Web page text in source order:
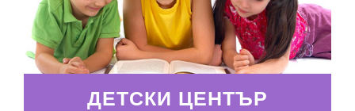
ДЕТСКИ ЦЕНТЪР